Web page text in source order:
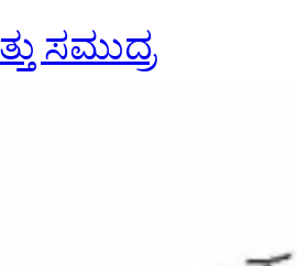
ಸಮುದ್ರ